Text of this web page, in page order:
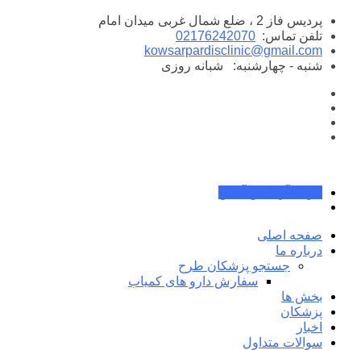
پرش
محتوا
پردیس فاز 2 ، ضلع شمال غربی میدان امام
تلفن تماس: 02176242070
kowsarpardisclinic@gmail.com
شنبه - چهارشنبه:
شبانه روزی
صفحه اصلی
درباره ما
جستجو پزشکان طرح
سفارش دارو های کمیاب
بخش ها
پزشکان
اخبار
سوالات متداول